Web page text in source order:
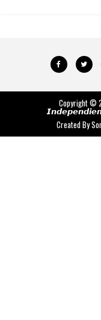
Copyright ©
Created By